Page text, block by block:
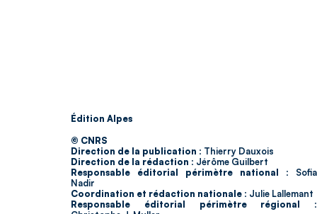
Édition Alpes
© CNRS
Direction de la publication : Thierry Dauxois
Direction de la rédaction : Jérôme Guilbert
Responsable éditorial périmètre national : Sofia
Nadir
Coordination et rédaction nationale : Julie Lallemant
Responsable éditorial périmètre régional :